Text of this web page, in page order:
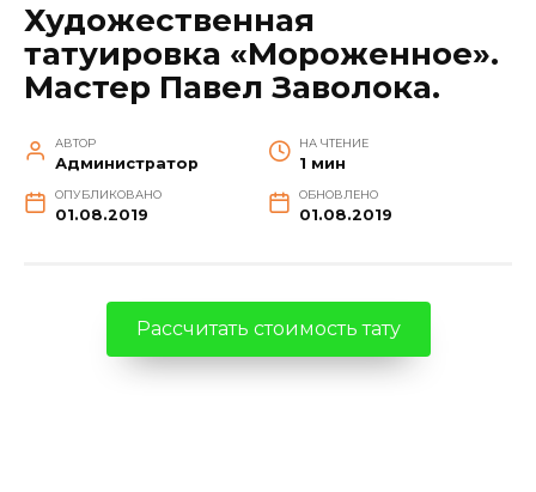
Художественная
татуировка «Мороженное».
Мастер Павел Заволока.
АВТОР
Администратор
НА ЧТЕНИЕ
1 мин
ОПУБЛИКОВАНО
01.08.2019
ОБНОВЛЕНО
01.08.2019
Рассчитать стоимость тату